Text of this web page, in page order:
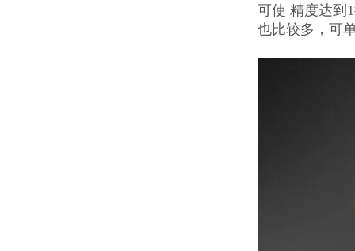
可使 精度达到
也比较多，可